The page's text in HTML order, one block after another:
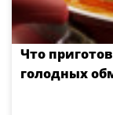
Что
голодных